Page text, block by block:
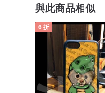
與此商品相似
6 折